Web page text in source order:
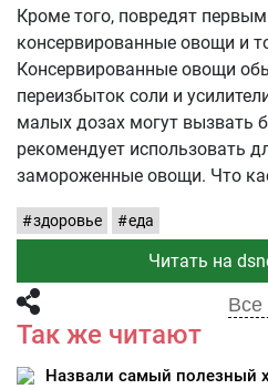
Кроме того, повредят
консервированные овощи и
Консервированные овощи
переизбыток соли и
малых дозах могут вызвать
рекомендует использовать
замороженные овощи. Что
здоровье еда
Читать на
Все
Так же читают
Назвали самый полезный